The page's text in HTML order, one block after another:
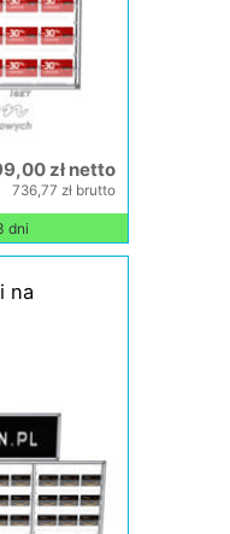
zł netto
736,77 zł brutto
dni
na